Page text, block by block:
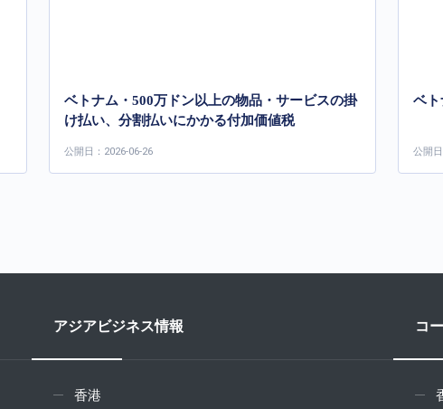
ベトナム・500万ドン以上の物品・サービスの掛
け払い、分割払いにかかる付加価値税
公開日：2026-06-26
ベ
公開
アジアビジネス情報
香港
コ